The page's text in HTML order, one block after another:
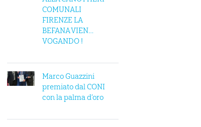
COMUNALI
FIRENZE LA
BEFANA VIEN…
VOGANDO !
Marco Guazzini
premiato dal CONI
con la palma d’oro